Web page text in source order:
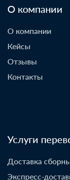
О компании
О компании
Кейсы
Отзывы
Контакты
Услуги
Доставка
Экспресс-